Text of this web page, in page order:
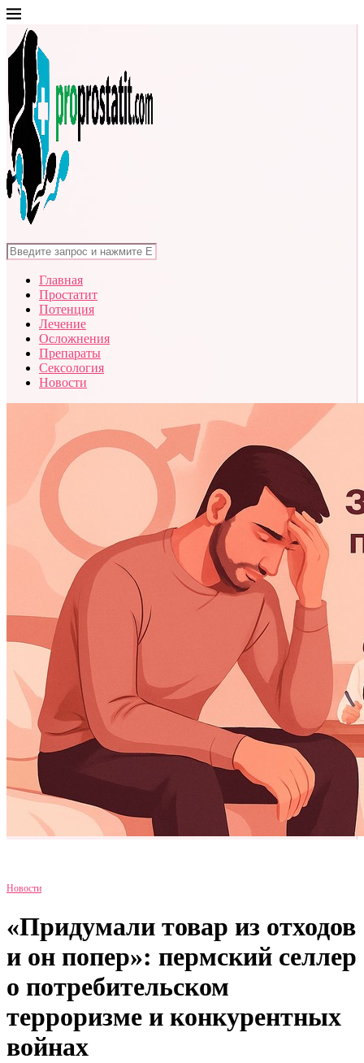
Главная
Простатит
Потенция
Лечение
Осложнения
Препараты
Сексология
Новости
Новости
«Придумали товар из отходов
и он попер»: пермский селлер
о потребительском
терроризме и конкурентных
войнах